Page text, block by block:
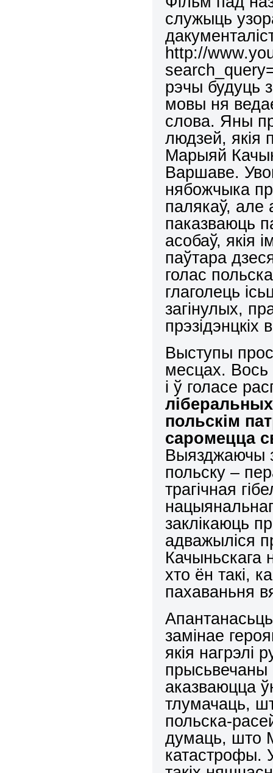
служыць
http://
рэчы будуць
мовы ня
слова. Яны
людзей, якія
Марыяй
Варшаве.
нябожчыка
палякаў, але
паказваюць
асобаў, якія
паўтара
голас
глаголець
загінулых,
прэзідэнцкіх
Выступы
месцах. Вось
і ў голасе
польскім
саромецца
Выязджаючы
польску –
трагічная
заклікаюць
адважыліся
Качыньскага
хто ён такі,
пахаваньня
замінае
якія нагрэлі
прысьвечаны
аказваюцца
тлумачаць,
польска-
думаць, што
катастрофы.